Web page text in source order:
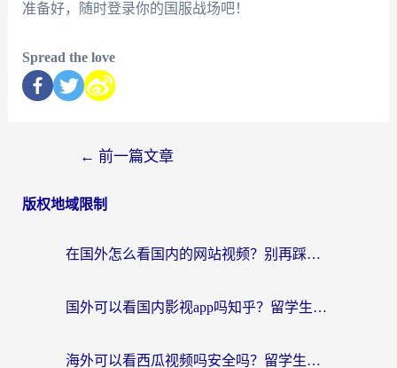
准备好，随时登录你的国服战场吧！
Spread the love
← 前一篇文章
版权地域限制
在国外怎么看国内的网站视频？别再踩坑！选对加速器秒回国内冲浪
国外可以看国内影视app吗知乎？留学生亲测有效的回国加速方案
海外可以看西瓜视频吗安全吗？留学生亲测：3步解决回国追剧难题，附靠谱加速器推荐